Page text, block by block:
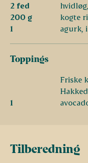
2 fed
200 g
kogte
1
agurk,
Toppings
Friske
1
Tilberedning